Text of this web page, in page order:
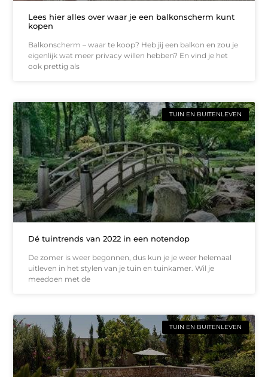
Lees hier alles over waar je een balkonscherm kunt
kopen
Balkonscherm – waar te koop? Heb jij een balkon en zou je
eigenlijk wat meer privacy willen hebben? En vind je het
ook prettig als
TUIN EN BUITENLEVEN
Dé tuintrends van 2022 in een notendop
De zomer is weer begonnen, dus kun je je weer helemaal
uitleven in het stylen van je tuin en tuinkamer. Wil je
meedoen met de
TUIN EN BUITENLEVEN